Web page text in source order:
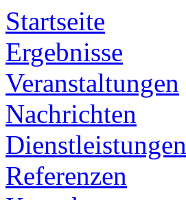
Startseite
Ergebnisse
Veranstaltungen
Nachrichten
Dienstleistungen
Referenzen